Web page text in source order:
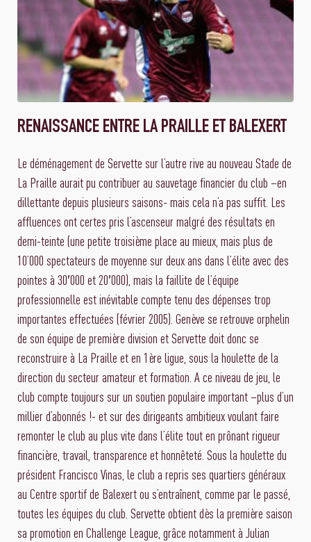
RENAISSANCE ENTRE LA PRAILLE ET BALEXERT
Le déménagement de Servette sur l’autre rive au nouveau Stade de
La Praille aurait pu contribuer au sauvetage financier du club –en
dillettante depuis plusieurs saisons- mais cela n’a pas suffit. Les
affluences ont certes pris l’ascenseur malgré des résultats en
demi-teinte (une petite troisième place au mieux, mais plus de
10’000 spectateurs de moyenne sur deux ans dans l’élite avec des
pointes à 30′000 et 20′000), mais la faillite de l’équipe
professionnelle est inévitable compte tenu des dépenses trop
importantes effectuées (février 2005). Genève se retrouve orphelin
de son équipe de première division et Servette doit donc se
reconstruire à La Praille et en 1ère ligue, sous la houlette de la
direction du secteur amateur et formation. A ce niveau de jeu, le
club compte toujours sur un soutien populaire important –plus d’un
millier d’abonnés !- et sur des dirigeants ambitieux voulant faire
remonter le club au plus vite dans l’élite tout en prônant rigueur
financière, travail, transparence et honnêteté. Sous la houlette du
président Francisco Vinas, le club a repris ses quartiers généraux
au Centre sportif de Balexert ou s’entraînent, comme par le passé,
toutes les équipes du club. Servette obtient dès la première saison
sa promotion en Challenge League, grâce notamment à Julian